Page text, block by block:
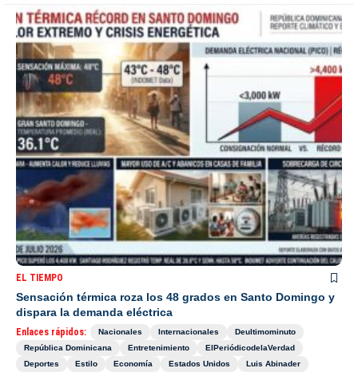
EL TIEMPO
Sensación térmica roza los 48 grados en Santo Domingo y
dispara la demanda eléctrica
Enlaces rápidos: Nacionales Internacionales
Deultimominuto
República Dominicana
Entretenimiento
ElPeriódicodelaVerdad
Deportes
Estilo Economía Estados Unidos
Luis Abinader